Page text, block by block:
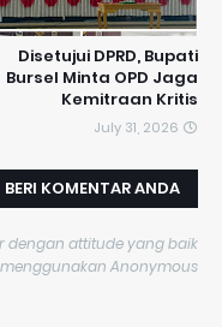
Disetujui DPRD, Bupati
Bursel Minta OPD Jaga
Kemitraan Kritis
July 31, 2026
BERI KOMENTAR ANDA
attitude yang baik...
Anonymous !!!